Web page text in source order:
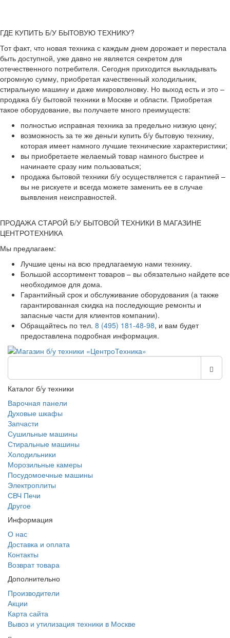
ГДЕ КУПИТЬ Б/У БЫТОВУЮ ТЕХНИКУ?
Тот факт, что новая техника с каждым днем дорожает и перестала
быть доступной, уже давно не является секретом для
отечественного потребителя. Сегодня приходится выкладывать
огромную сумму, приобретая качественный холодильник,
стиральную машину и даже микроволновку. Но выход есть и это –
продажа б/у бытовой техники в Москве и области. Приобретая
такое оборудование, вы получаете много преимуществ:
полностью исправная техника за предельно низкую цену;
возможность за те же деньги купить б/у бытовую технику,
которая имеет намного лучшие технические характеристики;
вы приобретаете желаемый товар намного быстрее и
начинаете сразу ним пользоваться;
продажа бытовой техники б/у осуществляется с гарантией –
вы не рискуете и всегда можете заменить ее в случае
выявления неисправностей.
ПРОДАЖА СТАРОЙ Б/У БЫТОВОЙ ТЕХНИКИ В МАГАЗИНЕ
ЦЕНТРОТЕХНИКА
Мы предлагаем:
Лучшие цены на всю предлагаемую нами технику.
Большой ассортимент товаров – вы обязательно найдете все
необходимое для дома.
Гарантийный срок и обслуживание оборудования (а также
гарантированная скидка на последующие ремонты и
запасные части для клиентов компании).
Обращайтесь по тел. 8 (495) 181-48-98, и вам будет
предоставлена подробная информация.
Каталог б/у техники
Варочная панели
Духовые шкафы
Запчасти
Сушильные машины
Стиральные машины
Холодильники
Морозильные камеры
Посудомоечные машины
Электроплиты
СВЧ Печи
Другое
Информация
О нас
Доставка и оплата
Контакты
Возврат товара
Дополнительно
Производители
Акции
Карта сайта
Вывоз и утилизация техники в Москве